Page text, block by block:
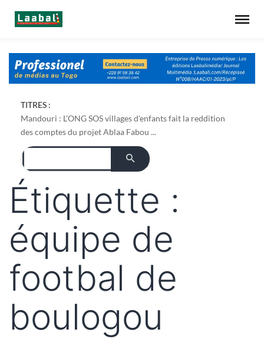
TITRES :
Mandouri : L'ONG SOS villages d'enfants fait la reddition
des comptes du projet Ablaa Fabou ...
projet de culture du bambou ...
Étiquette :
équipe de
footbal de
boulogou